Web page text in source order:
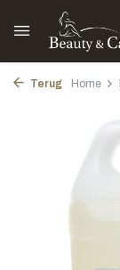
Terug Home